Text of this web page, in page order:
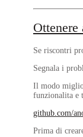
Ottenere
Se riscontri
Segnala i
Il modo
funzionalita e
github.com/
Prima di